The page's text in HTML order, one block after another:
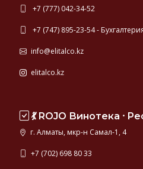
+7 (777) 042-34-52
+7 (747) 895-23-54 -
info@elitalco.kz
elitalco.kz
💃 ROJO Винотека ⸱
г. Алматы, мкр-н Самал-1, 4
+7 (702) 698 80 33